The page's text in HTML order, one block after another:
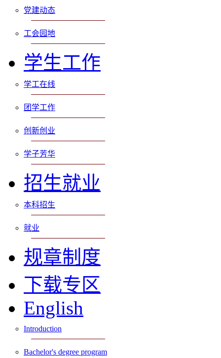
党建动态
工会园地
学生工作
学工在线
团学工作
创新创业
学子芳华
招生就业
本科招生
就业
规章制度
下载专区
English
Introduction
Bachelor's degree program